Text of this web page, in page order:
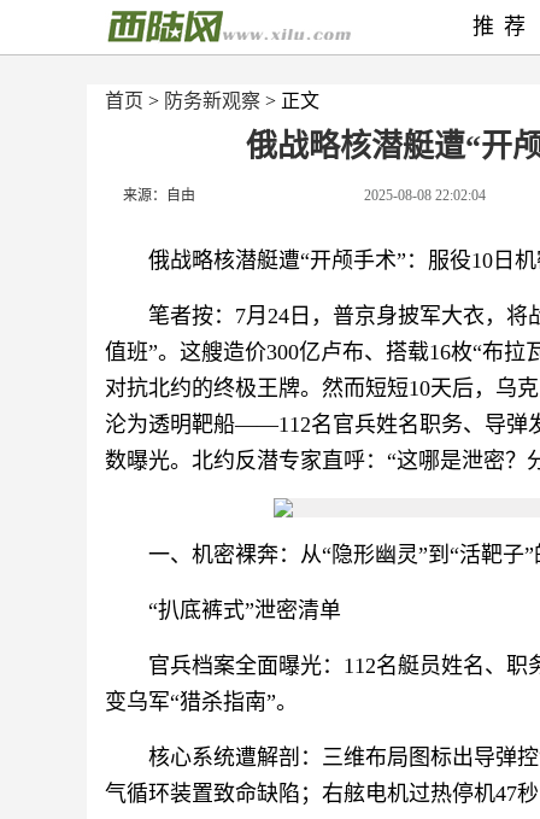
首页 > 防务新观察 > 正文
俄战略核潜艇遭“开
来源：自由 2025-08-08 22:02:04
俄战略核潜艇遭“开颅手术”：服役10日
笔者按：7月24日，普京身披军大衣，
值班”。这艘造价300亿卢布、搭载16枚“布
对抗北约的终极王牌。然而短短10天后，乌
沦为透明靶船——112名官兵姓名职务、导弹
数曝光。北约反潜专家直呼：“这哪是泄密？
一、机密裸奔：从“隐形幽灵”到“活靶子
“扒底裤式”泄密清单
官兵档案全面曝光：112名艇员姓名、
变乌军“猎杀指南”。
核心系统遭解剖：三维布局图标出导弹
气循环装置致命缺陷；右舷电机过热停机47
推荐